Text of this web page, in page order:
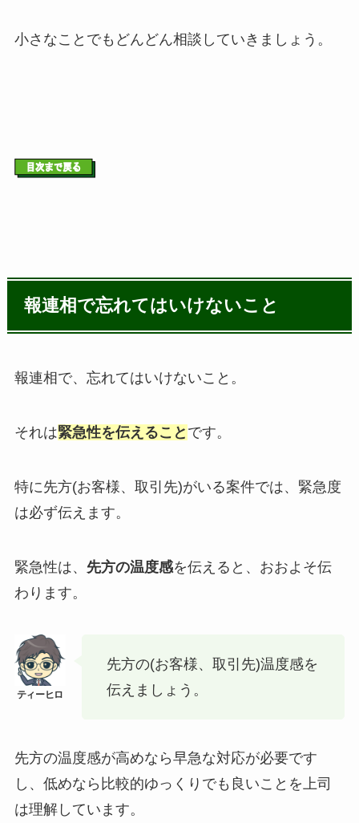
小さなことでもどんどん相談していきましょう。
報連相で忘れてはいけないこと
報連相で、忘れてはいけないこと。
それは緊急性を伝えること です。
特に先方(お客様、取引先)がいる案件では、緊急度
は必ず伝えます。
緊急性は、 先方の温度感を伝えると、おおよそ伝
わります。
先方の(お客様、取引先)温度感を
伝えましょう。
先方の温度感が高めなら早急な対応が必要です
し、低めなら比較的ゆっくりでも良いことを上司
は理解しています。